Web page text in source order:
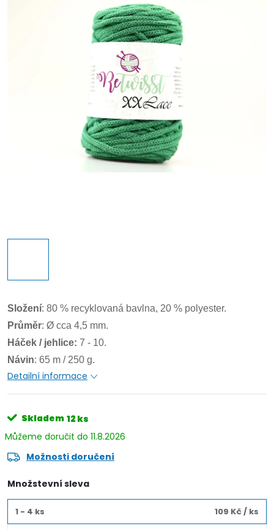
Složení: 80 % recyklovaná bavlna, 20 % polyester.
Průměr: Ø cca 4,5 mm.
Háček / jehlice: 7 - 10.
Návin: 65 m / 250 g.
Detailní informace
Skladem 12 ks
11.8.2026
Možnosti doručení
Množstevní sleva
1 - 4 ks 109 Kč/ ks